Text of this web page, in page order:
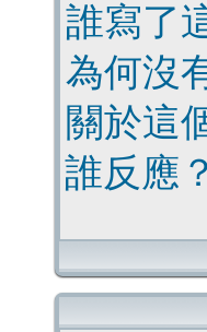
誰寫了
為何沒
關於這
誰反應？